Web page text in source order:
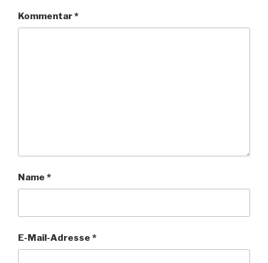
Kommentar*
Name *
E-Mail-Adresse *